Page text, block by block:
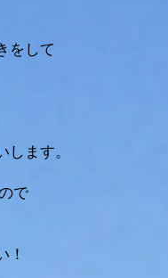
をして
ます。
で
！